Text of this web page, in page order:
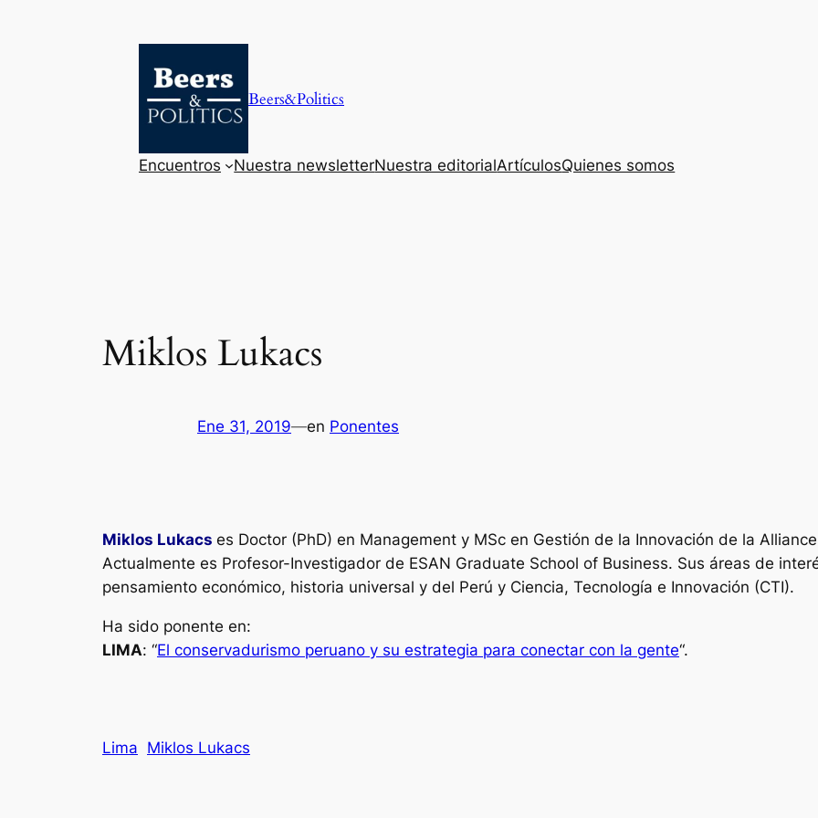
Beers&Politics
Encuentros Nuestra newsletterNuestra editorialArtículosQuienes somos
Miklos Lukacs
Ene 31, 2019—en Ponentes
Miklos Lukacs es Doctor (PhD) en Management y MSc en Gestión de la Innovación de la
Actualmente es Profesor-Investigador de ESAN Graduate School of Business. Sus áreas de
pensamiento económico, historia universal y del Perú y Ciencia, Tecnología e Innovación (CTI).
Ha sido ponente en:
LIMA: “El conservadurismo peruano y su estrategia para conectar con la gente“.
Lima Miklos Lukacs